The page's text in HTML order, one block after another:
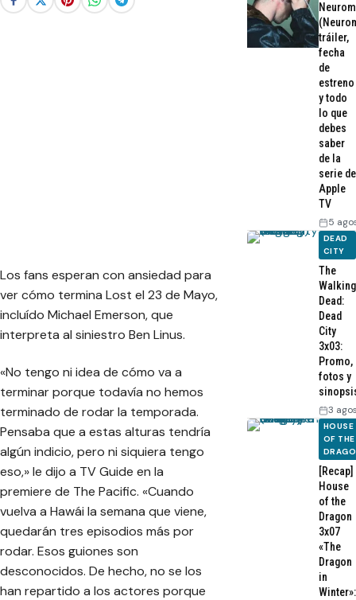
Los fans esperan con ansiedad para
ver cómo termina Lost el 23 de Mayo,
incluído Michael Emerson, que
interpreta al siniestro Ben Linus.
«No tengo ni idea de cómo va a
terminar porque todavía no hemos
terminado de rodar la temporada.
Pensaba que a estas alturas tendría
algún indicio, pero ni siquiera tengo
eso,» le dijo a TV Guide en la
premiere de The Pacific. «Cuando
vuelva a Hawái la semana que viene,
quedarán tres episodios más por
rodar. Esos guiones son
desconocidos. De hecho, no se los
han repartido a los actores porque
tráiler,
fecha
de
estreno
y todo
lo que
debes
saber
de la
serie de
Apple
TV
5
DEAD
CITY
The
Walking
Dead:
Dead
City
3x03:
Promo,
fotos y
3
HOUSE
OF THE
[Recap]
House
of the
Dragon
3x07
«The
Dragon
in
Winter»: